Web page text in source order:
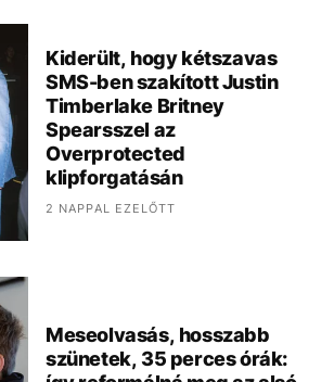
Kiderült, hogy kétszavas
SMS-ben szakított Justin
Timberlake Britney
Spearsszel az
Overprotected
klipforgatásán
2 NAPPAL EZELŐTT
Meseolvasás, hosszabb
szünetek, 35 perces órák: